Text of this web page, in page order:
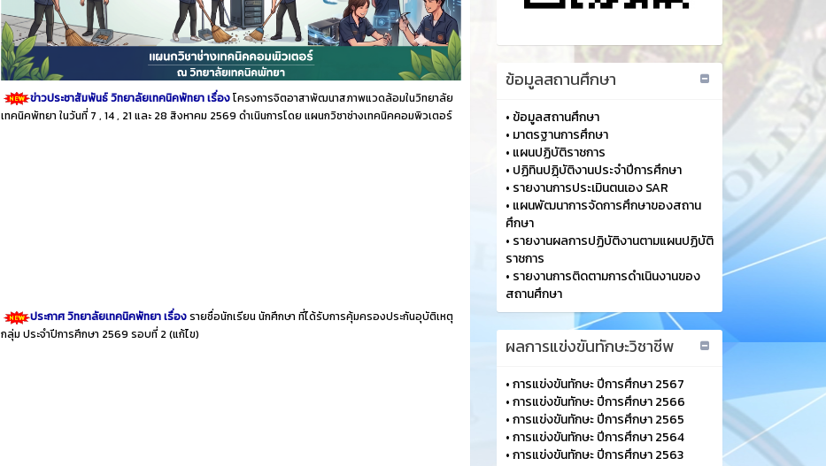
ข่าวประชาสัมพันธ์ วิทยาลัยเทคนิคพัทยา เรื่องโครงการจิตอาสาพัฒนาสภาพแวดล้อมในวิทยาลัย
เทคนิคพัทยา ในวันที่ 7 , 14 , 21 และ 28 สิงหาคม 2569 ดำเนินการโดย แผนกวิชาช่างเทคนิคคอมพิวเตอร์
ประกาศ วิทยาลัยเทคนิคพัทยา เรื่องรายชื่อนักเรียน นักศึกษา ที่ได้รับการคุ้มครองประกันอุบัติเหตุ
กลุ่ม ประจำปีการศึกษา 2569 รอบที่ 2 (แก้ไข)
ข้อมูลสถานศึกษา
• ข้อมูลสถานศึกษา
• มาตรฐานการศึกษา
• แผนปฏิบัติราชการ
• ปฏิทินปฏฺิบัติงานประจำปีการศึกษา
• รายงานการประเมินตนเอง SAR
• แผนพัฒนาการจัดการศึกษาของสถาน
ศึกษา
• รายงานผลการปฏิบัติงานตามแผนปฏิบัติ
ราชการ
• รายงานการติดตามการดำเนินงานของ
สถานศึกษา
ผลการแข่งขันทักษะวิชาชีพ
•การแข่งขันทักษะ ปีการศึกษา 2567
•การแข่งขันทักษะ ปีการศึกษา 2566
•การแข่งขันทักษะ ปีการศึกษา 2565
•การแข่งขันทักษะ ปีการศึกษา 2564
•การแข่งขันทักษะ ปีการศึกษา 2563